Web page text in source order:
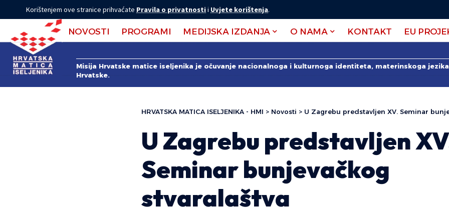
Korištenjem ove stranice prihvaćate Pravila o privatnostii Uvjete korištenja.
NOVOSTI PROGRAMI MEDIJSKA IZDANJA O NAMA KONTAKT EU
Misija Hrvatske matice iseljenika je očuvanje nacionalnoga i kulturnoga identiteta, materinskoga
Hrvatske.
HRVATSKA MATICA ISELJENIKA - HMI > Novosti > U Zagrebu predstavljen XV. Seminar
U Zagrebu predstavljen
Seminar bunjevačkog
stvaralaštva